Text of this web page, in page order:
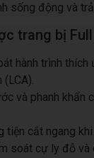
sống động và
trang bị
hành trình thích
(LCA).
và phanh khẩn
tiện cắt ngang khi
soát cự ly đỗ và